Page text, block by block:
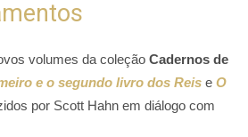
volumes da coleção Cadernos de
e o segundo livro dos Reis e O
por Scott Hahn em diálogo com